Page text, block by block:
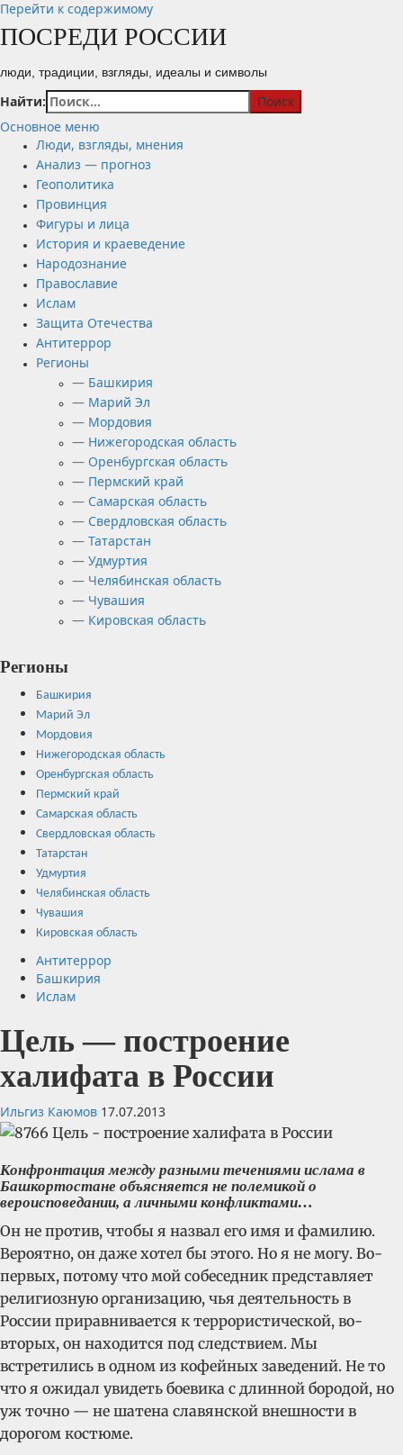
Перейти к содержимому
ПОСРЕДИ РОССИИ
люди, традиции, взгляды, идеалы и символы
Найти:
Основное меню
Люди, взгляды, мнения
Анализ — прогноз
Геополитика
Провинция
Фигуры и лица
История и краеведение
Народознание
Православие
Ислам
Защита Отечества
Антитеррор
Регионы
— Башкирия
— Марий Эл
— Мордовия
— Нижегородская область
— Оренбургская область
— Пермский край
— Самарская область
— Свердловская область
— Татарстан
— Удмуртия
— Челябинская область
— Чувашия
— Кировская область
Регионы
Башкирия
Марий Эл
Мордовия
Нижегородская область
Оренбургская область
Пермский край
Самарская область
Свердловская область
Татарстан
Удмуртия
Челябинская область
Чувашия
Кировская область
Антитеррор
Башкирия
Ислам
Цель — построение
халифата в России
Ильгиз Каюмов 17.07.2013
Конфронтация между разными течениями ислама в
Башкортостане объясняется не полемикой о
вероисповедании, а личными конфликтами…
Oн не против, чтобы я назвал его имя и фамилию.
Вероятно, он даже хотел бы этого. Но я не могу. Во-
первых, потому что мой собеседник представляет
религиозную организацию, чья деятельность в
России приравнивается к террористической, во-
вторых, он находится под следствием. Мы
встретились в одном из кофейных заведений. Не то
что я ожидал увидеть боевика с длинной бородой, но
уж точно — не шатена славянской внешности в
дорогом костюме.